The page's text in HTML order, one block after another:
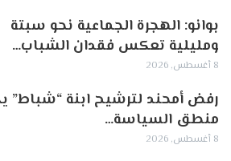
بوانو: الهجرة الجماعية نحو سبتة
ومليلية تعكس فقدان الشباب…
8 أغسطس, 2026
رفض أمحند لترشيح ابنة “شباط”
منطق السياسة…
8 أغسطس, 2026